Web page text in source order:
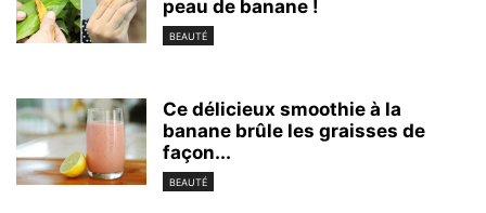
peau de banane !
BEAUTÉ
Ce délicieux smoothie à la
banane brûle les graisses de
façon...
BEAUTÉ